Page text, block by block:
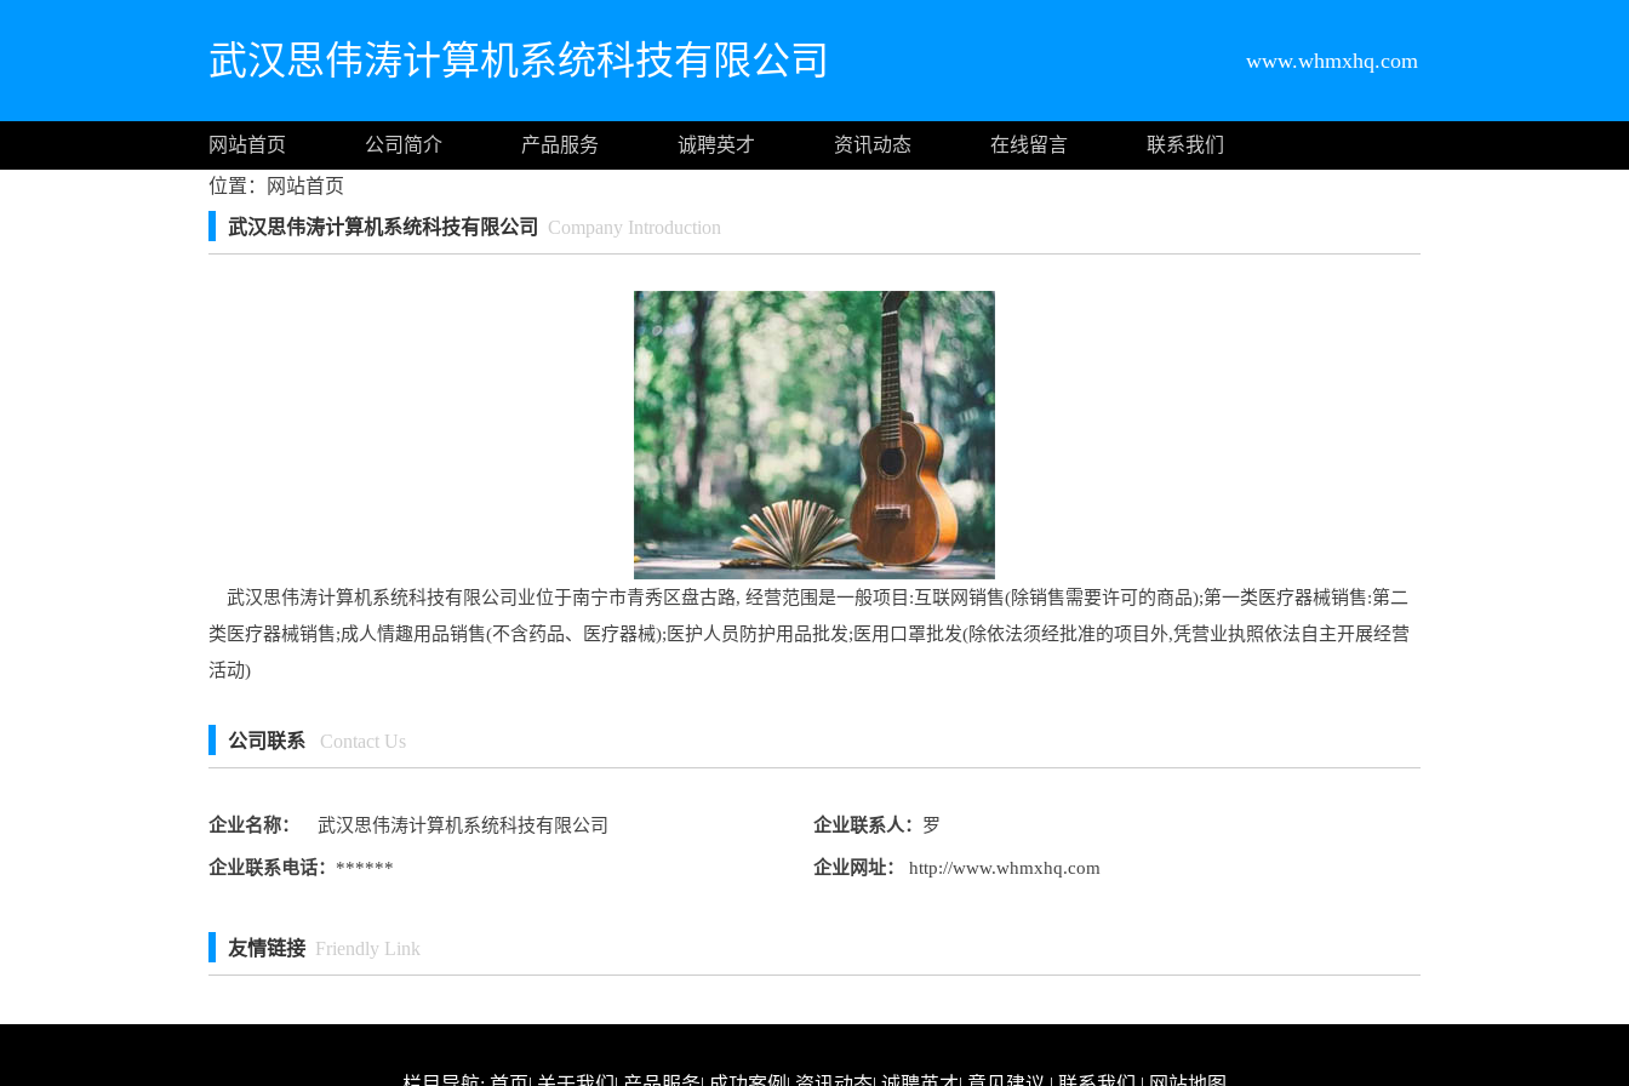
武汉思伟涛计算机系统科技有限公司 www.whmxhq.com
网站首页 公司简介 产品服务 诚聘英才 资讯动态 在线留言
联系我们
位置：
网站首页
武汉思伟涛计算机系统科技有限公司
Company Introduction
武汉思伟涛计算机系统科技有限公司业位于南宁市青秀区盘古路, 经营范围是一般项目:互联网销售(除销售需要许可的商品);第一类医疗器械销售:第二
类医疗器械销售;成人情趣用品销售(不含药品、医疗器械);医护人员防护用品批发;医用口罩批发(除依法须经批准的项目外,凭营业执照依法自主开展经营
活动)
公司联系 Contact Us
企业名称： 武汉思伟涛计算机系统科技有限公司 企业联系人： 罗
企业联系电话： ****** 企业网址： http://www.whmxhq.com
友情链接 Friendly Link